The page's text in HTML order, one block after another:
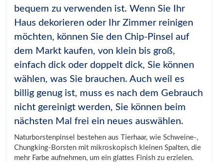
bequem zu verwenden ist. Wenn Sie Ihr
Haus dekorieren oder Ihr Zimmer reinigen
möchten, können Sie den Chip-Pinsel auf
dem Markt kaufen, von klein bis groß,
einfach dick oder doppelt dick, Sie können
wählen, was Sie brauchen. Auch weil es
billig genug ist, muss es nach dem Gebrauch
nicht gereinigt werden, Sie können beim
nächsten Mal frei ein neues auswählen.
Naturborstenpinsel bestehen aus Tierhaar, wie Schweine-,
Chungking-Borsten mit mikroskopisch kleinen Spalten, die
mehr Farbe aufnehmen, um ein glattes Finish zu erzielen.